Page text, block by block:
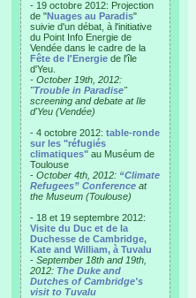
- 19 octobre 2012: Projection
de "Nuages au Paradis"
suivie d'un débat, à l'initiative
du Point Info Energie de
Vendée dans le cadre de la
Fête de l'Energie de l'île
d'Yeu.
- October 19th, 2012:
"Trouble in Paradise"
screening and debate at Ile
d'Yeu (Vendée)
- 4 octobre 2012: table-ronde
sur les "réfugiés
climatiques" au Muséum de
Toulouse
- October 4th, 2012: “Climate
Refugees” Conference at
the Museum (Toulouse)
- 18 et 19 septembre 2012:
Visite du Duc et de la
Duchesse de Cambridge,
Kate and William, à Tuvalu
- September 18th and 19th,
2012: The Duke and
Dutches of Cambridge's
visit to Tuvalu